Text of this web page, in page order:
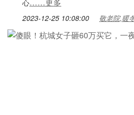
心
2023-12-25 10:08:00 敬老院,暖